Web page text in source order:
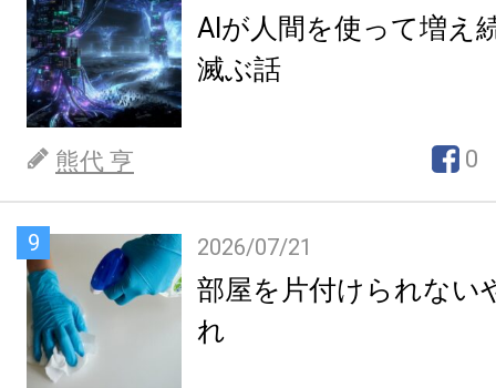
AIが人間を使って増え
滅ぶ話
熊代 亨 0
9 2026/07/21
部屋を片付けられない
れ